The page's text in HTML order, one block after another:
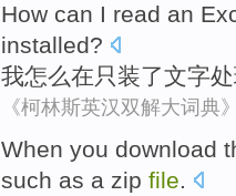
How can I read an
installed?
我怎么在只 装了文字
《柯林斯英汉双解大词典》
When you download
such as a zip file.